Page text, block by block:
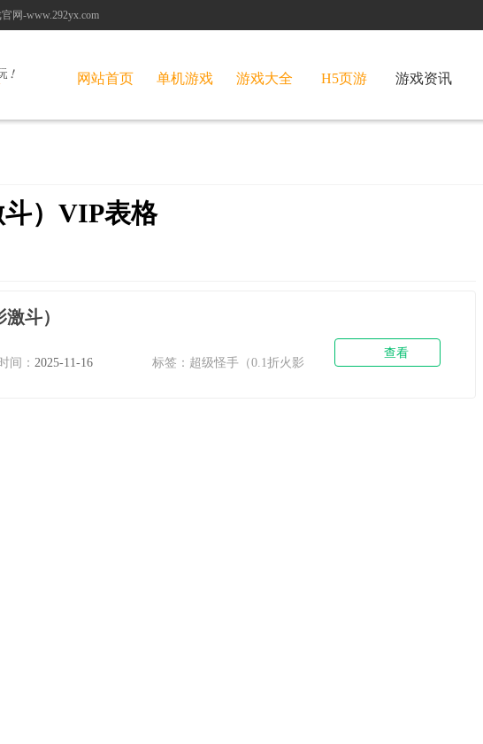
网-www.292yx.com
网站首页 单机游戏 游戏大全 H5页游 游戏资讯
斗）VIP表格
斗）
间：2025-11-16
标签：超级怪手（0.1折火影
查看